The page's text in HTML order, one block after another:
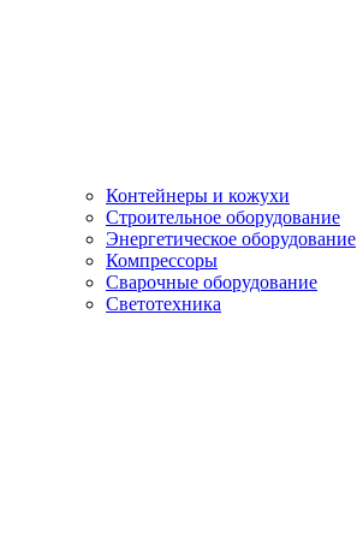
Контейнеры и кожухи
Строительное оборудование
Энергетическое оборудование
Компрессоры
Сварочные оборудование
Светотехника